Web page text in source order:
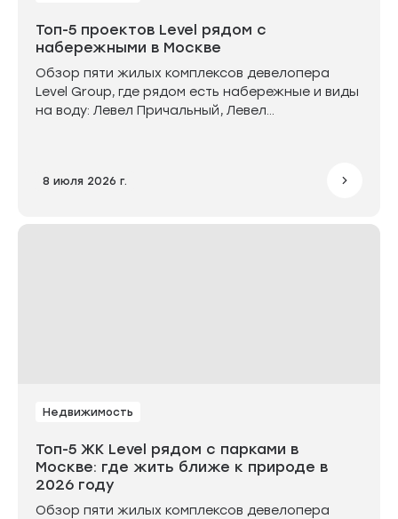
Топ-5 проектов Level рядом с
набережными в Москве
Обзор пяти жилых комплексов девелопера
Level Group, где рядом есть набережные и виды
на воду: Левел Причальный, Левел
благоустроенных набережных, что даёт
панорамным видам. В среднем дорога до воды
8 июля 2026 г.
Недвижимость
Топ-5 ЖК Level рядом с парками в
Москве: где жить ближе к природе в
2026 году
Обзор пяти жилых комплексов девелопера